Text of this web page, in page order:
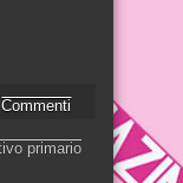
Commenti
primario